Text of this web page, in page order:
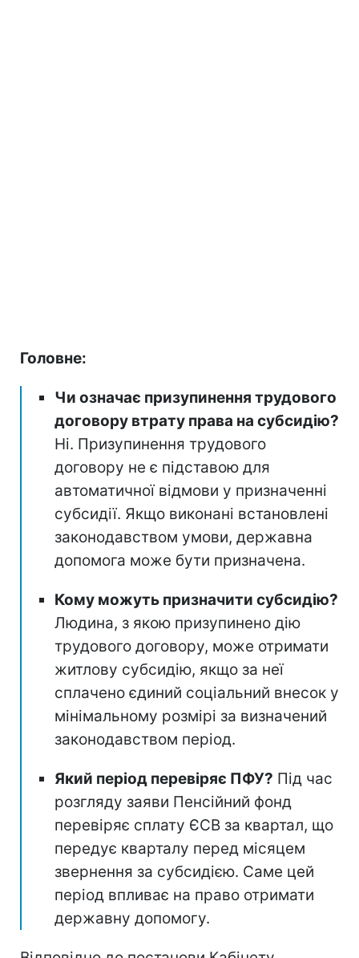
Головне:
Чи означає призупинення трудового
договору втрату права на субсидію?
Ні. Призупинення трудового
договору не є підставою для
автоматичної відмови у призначенні
субсидії. Якщо виконані встановлені
законодавством умови, державна
допомога може бути призначена.
Кому можуть призначити субсидію?
Людина, з якою призупинено дію
трудового договору, може отримати
житлову субсидію, якщо за неї
сплачено єдиний соціальний внесок у
мінімальному розмірі за визначений
законодавством період.
Який період перевіряє ПФУ? Під час
розгляду заяви Пенсійний фонд
перевіряє сплату ЄСВ за квартал, що
передує кварталу перед місяцем
звернення за субсидією. Саме цей
період впливає на право отримати
державну допомогу.